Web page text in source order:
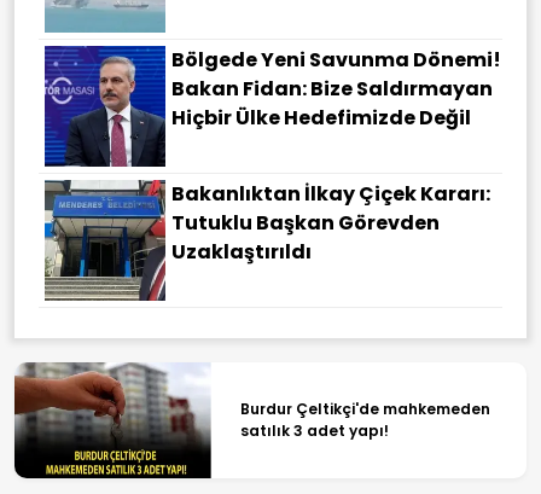
Bölgede Yeni Savunma Dönemi!
Bakan Fidan: Bize Saldırmayan
Hiçbir Ülke Hedefimizde Değil
Bakanlıktan İlkay Çiçek Kararı:
Tutuklu Başkan Görevden
Uzaklaştırıldı
Burdur Çeltikçi'de mahkemeden
satılık 3 adet yapı!